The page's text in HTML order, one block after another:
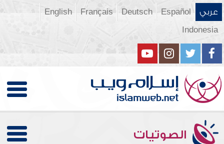
عربي Español
Deutsch
Français
English
Indonesia
الصوتيات